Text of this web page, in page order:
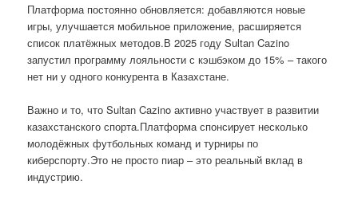
Платформа постоянно обновляется: добавляются новые
игры, улучшается мобильное приложение, расширяется
список платёжных методов.В 2025 году Sultan Cazino
запустил программу лояльности с кэшбэком до 15% – такого
нет ни у одного конкурента в Казахстане.
Важно и то, что Sultan Cazino активно участвует в развитии
казахстанского спорта.Платформа спонсирует несколько
молодёжных футбольных команд и турниры по
киберспорту.Это не просто пиар – это реальный вклад в
индустрию.